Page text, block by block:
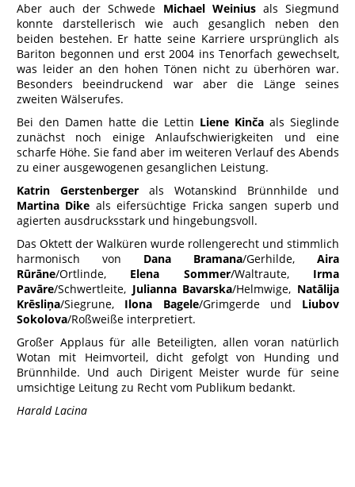
Aber auch der Schwede Michael Weiniusals Siegmund
konnte darstellerisch wie auch gesanglich neben den
beiden bestehen. Er hatte seine Karriere ursprünglich als
Bariton begonnen und erst 2004 ins Tenorfach gewechselt,
was leider an den hohen Tönen nicht zu überhören war.
Besonders beeindruckend war aber die Länge seines
zweiten Wälserufes.
Bei den Damen hatte die Lettin Liene Kinča als Sieglinde
zunächst noch einige Anlaufschwierigkeiten und eine
scharfe Höhe. Sie fand aber im weiteren Verlauf des Abends
zu einer ausgewogenen gesanglichen Leistung.
Katrin Gerstenberger als Wotanskind Brünnhilde und
Martina Dike als eifersüchtige Fricka sangen superb und
agierten ausdrucksstark und hingebungsvoll.
Das Oktett der Walküren wurde rollengerecht und stimmlich
harmonisch von Dana Bramana/Gerhilde, Aira
Rūrāne/Ortlinde, Elena Sommer/Waltraute, Irma
Pavāre/Schwertleite, Julianna Bavarska/Helmwige, Natālija
Krēsliņa/Siegrune, Ilona Bagele/Grimgerde und Liubov
Sokolova/Roßweiße interpretiert.
Großer Applaus für alle Beteiligten, allen voran natürlich
Wotan mit Heimvorteil, dicht gefolgt von Hunding und
Brünnhilde. Und auch Dirigent Meister wurde für seine
umsichtige Leitung zu Recht vom Publikum bedankt.
Harald Lacina